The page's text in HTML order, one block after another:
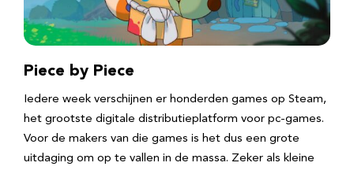
Piece by Piece
Iedere week verschijnen er honderden games op Steam,
het grootste digitale distributieplatform voor pc-games.
Voor de makers van die games is het dus een grote
uitdaging om op te vallen in de massa. Zeker als kleine